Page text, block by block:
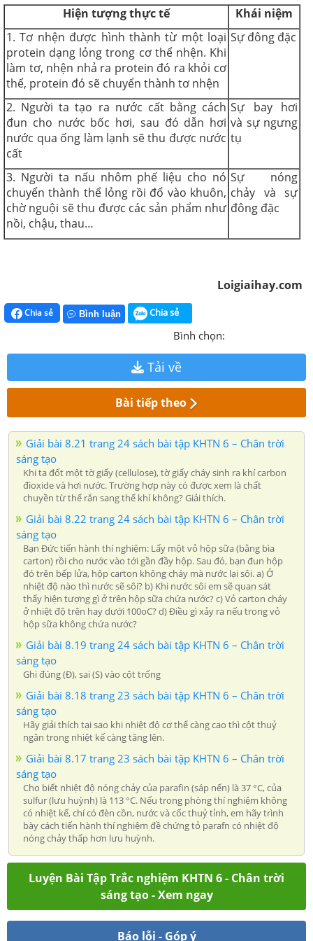
Hiện tượng thực tế
Khái niệm
1. Tơ nhện được hình thành từ một loại
protein dạng lỏng trong cơ thể nhện. Khi
làm tơ, nhện nhả ra protein đó ra khỏi cơ
thể, protein đó sẽ chuyển thành tơ nhện
Sự đông đặc
2. Người ta tạo ra nước cất bằng cách
đun cho nước bốc hơi, sau đó dẫn hơi
nước qua ống làm lạnh sẽ thu được nước
cất
Sự bay hơi
và sự ngưng
tụ
3. Người ta nấu nhôm phế liệu cho nó
chuyển thành thể lỏng rồi đổ vào khuôn,
chờ nguội sẽ thu được các sản phẩm như
nồi, chậu, thau…
Sự nóng
chảy và sự
đông đặc
Loigiaihay.com
Chia sẻ Bình luận Chia sẻ
Bình chọn:
Tải về
Bài tiếp theo
Giải bài 8.21 trang 24 sách bài tập KHTN 6 – Chân trời
sáng tạo
Khi ta đốt một tờ giấy (cellulose), tờ giấy cháy sinh ra khí carbon
đioxide và hơi nước. Trường hợp này có được xem là chất
chuyền từ thể rắn sang thể khí không? Giải thích.
Giải bài 8.22 trang 24 sách bài tập KHTN 6 – Chân trời
sáng tạo
Bạn Đức tiến hành thí nghiệm: Lấy một vỏ hộp sữa (bằng bìa
carton) rồi cho nước vào tới gần đầy hộp. Sau đó, bạn đun hộp
đó trên bếp lửa, hộp carton không cháy mà nước lại sôi. a) Ở
nhiệt độ nào thì nước sẽ sôi? b) Khi nước sôi em sẽ quan sát
thấy hiện tượng gì ở trên hộp sữa chứa nước? c) Vỏ carton cháy
ở nhiệt độ trên hay dưới 100oC? d) Điều gì xảy ra nếu trong vỏ
hộp sữa không chứa nước?
Giải bài 8.19 trang 24 sách bài tập KHTN 6 – Chân trời
sáng tạo
Ghi đúng (Đ), sai (S) vào cột trống
Giải bài 8.18 trang 23 sách bài tập KHTN 6 – Chân trời
sáng tạo
Hãy giải thích tại sao khi nhiệt độ cơ thể càng cao thì cột thuỷ
ngân trong nhiệt kế càng tăng lên.
Giải bài 8.17 trang 23 sách bài tập KHTN 6 – Chân trời
sáng tạo
Cho biết nhiệt độ nóng chảy của parafin (sáp nến) là 37 °C, của
sulfur (lưu huỳnh) là 113 °C. Nếu trong phòng thí nghiệm không
có nhiệt kế, chí có đèn cồn, nước và cốc thuỷ tỉnh, em hãy trình
bày cách tiến hành thí nghiệm đề chứng tỏ parafn có nhiệt độ
nóng chảy thấp hơn lưu huỳnh.
Luyện Bài Tập Trắc nghiệm KHTN 6 - Chân trời
sáng tạo - Xem ngay
Báo lỗi - Góp ý